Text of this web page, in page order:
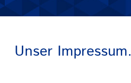
Unser Impressum.